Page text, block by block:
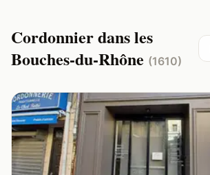
Cordonnier dans les
Bouches-du-Rhône (1610)